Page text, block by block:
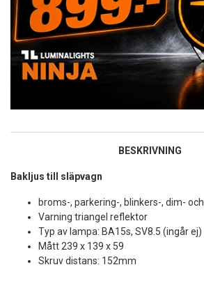
BESKRIVNING
Bakljus till släpvagn
broms-, parkering-, blinkers-, dim-
Varning triangel reflektor
Typ av lampa: BA15s, SV8.5 (ingår ej)
Mått 239 x 139 x 59
Skruv distans: 152mm